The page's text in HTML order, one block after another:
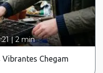
|2 min
Chegam